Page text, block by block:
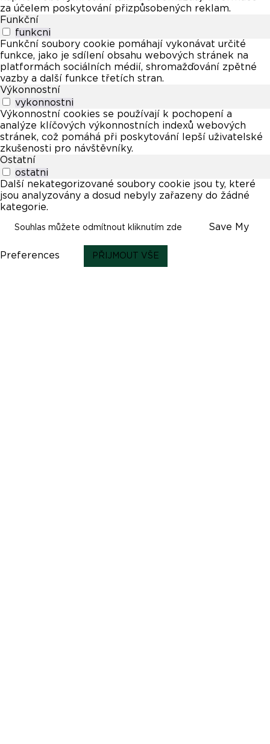
za účelem poskytování přizpůsobených reklam.
Funkční
funkcni
Funkční soubory cookie pomáhají vykonávat určité
funkce, jako je sdílení obsahu webových stránek na
platformách sociálních médií, shromažďování zpětné
vazby a další funkce třetích stran.
Výkonnostní
vykonnostni
Výkonnostní cookies se používají k pochopení a
analýze klíčových výkonnostních indexů webových
stránek, což pomáhá při poskytování lepší uživatelské
zkušenosti pro návštěvníky.
Ostatní
ostatni
Další nekategorizované soubory cookie jsou ty, které
jsou analyzovány a dosud nebyly zařazeny do žádné
kategorie.
Souhlas můžete odmítnout kliknutím zde Save My
Preferences PŘIJMOUT VŠE